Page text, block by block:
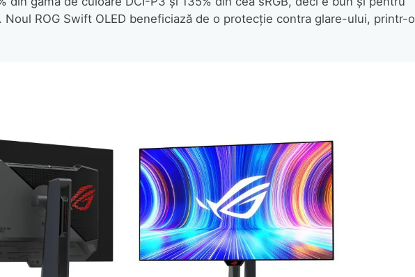
ROG Swift OLED beneficiază de o protecţie contra glare-ului, printr-o